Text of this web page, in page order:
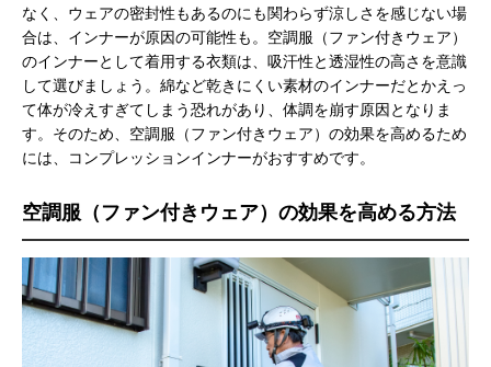
なく、ウェアの密封性もあるのにも関わらず涼しさを感じない場
合は、インナーが原因の可能性も。空調服（ファン付きウェア）
のインナーとして着用する衣類は、吸汗性と透湿性の高さを意識
して選びましょう。綿など乾きにくい素材のインナーだとかえっ
て体が冷えすぎてしまう恐れがあり、体調を崩す原因となりま
す。そのため、空調服（ファン付きウェア）の効果を高めるため
には、コンプレッションインナーがおすすめです。
空調服（ファン付きウェア）の効果を高める方法